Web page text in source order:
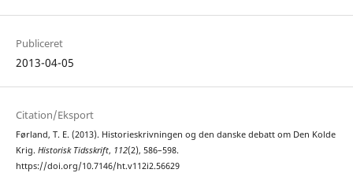
Publiceret
2013-04-05
Citation/Eksport
Førland, T. E. (2013). Historieskrivningen og den danske debatt om Den Kolde
Krig. Historisk Tidsskrift, 112(2), 586–598.
https://doi.org/10.7146/ht.v112i2.56629